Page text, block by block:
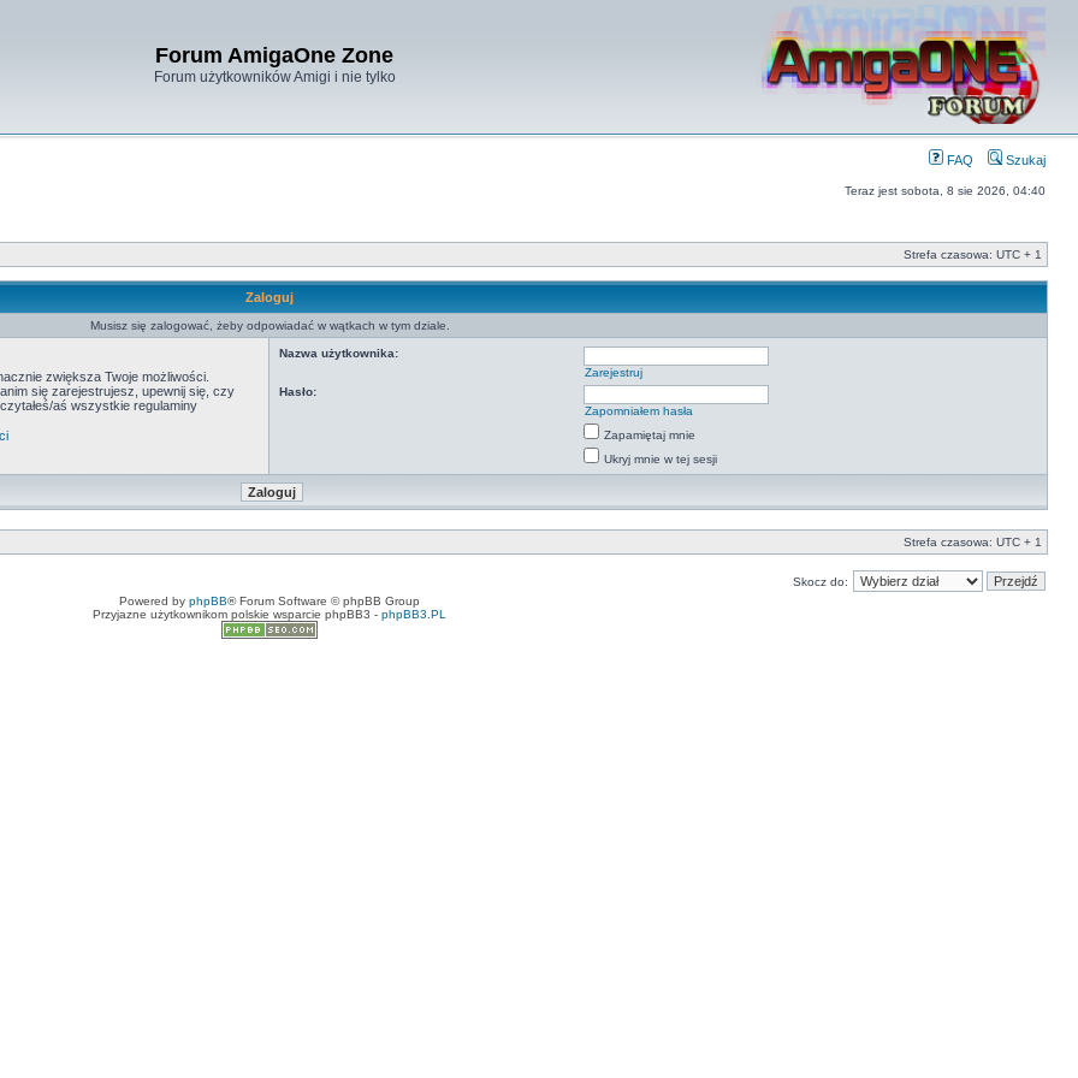
Forum AmigaOne Zone
Forum użytkowników Amigi i nie tylko
FAQ Szukaj
Teraz jest sobota, 8 sie 2026, 04:40
Strefa czasowa: UTC + 1
Zaloguj
Musisz się zalogować, żeby odpowiadać w wątkach w tym dziale.
zwiększa Twoje możliwości.
się zarejestrujesz, upewnij się, czy
aś wszystkie regulaminy
Nazwa użytkownika:
Zarejestruj
Hasło:
Zapomniałem hasła
Zapamiętaj mnie
Ukryj mnie w tej sesji
Strefa czasowa: UTC + 1
Skocz do:
Powered by phpBB® Forum Software © phpBB Group
Przyjazne użytkownikom polskie wsparcie phpBB3 - phpBB3.PL